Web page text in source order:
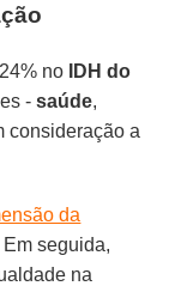
no
IDH do
-saúde,
consideração a
da
Em seguida,
na